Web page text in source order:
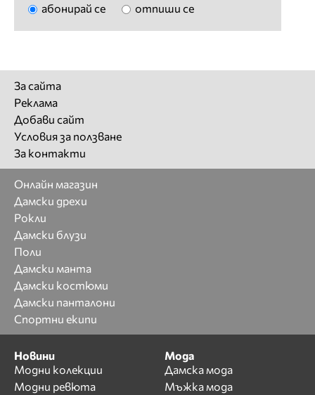
абонирай се отпиши се
За сайта
Реклама
Добави сайт
Условия за ползване
За контакти
Онлайн магазин
Дамски дрехи
Рокли
Дамски блузи
Поли
Дамски манта
Дамски костюми
Дамски панталони
Спортни екипи
Новини
Модни колекции
Модни ревюта
Мода
Дамска мода
Мъжка мода